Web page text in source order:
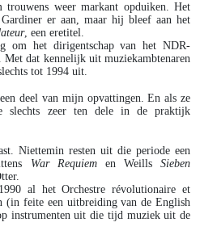
weer markant opduiken. Het
er aan, maar hij bleef aan het
, een eretitel.
om het dirigentschap van het NDR-
Met dat kennelijk uit muziekambtenaren
tot 1994 uit.
deel van mijn opvattingen. En als ze
slechts zeer ten dele in de praktijk
Niettemin resten uit die periode een
War Requiemen Weills Sieben
al het Orchestre révolutionaire et
(in feite een uitbreiding van de English
instrumenten uit die tijd muziek uit de